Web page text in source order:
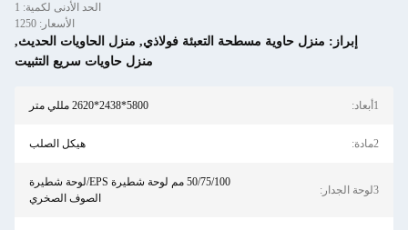
الحد الأدنى لكمية: 1
الأسعار: 1250
إبراز: منزل حاوية مسطحة التعبئة فولاذي,منزل الحاويات الحديث,
منزل حاويات سريع التثبيت
5800*2438*2620 مللي متر
هيكل الصلب
50/75/100 مم لوحة شطيرة EPS/لوحة شطيرة
الصوف الصخري